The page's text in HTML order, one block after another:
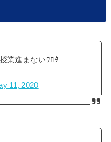
業進まないﾜﾛﾀ
11, 2020